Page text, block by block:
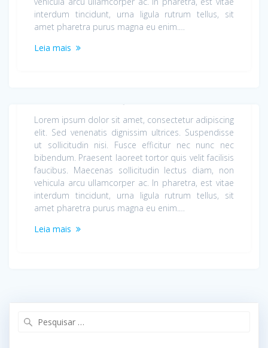
interdum tincidunt, urna ligula rutrum tellus, sit
amet pharetra purus magna eu enim.…
Leia mais
Lorem ipsum dolor sit amet, consectetur adipiscing
elit. Sed venenatis dignissim ultrices. Suspendisse
ut sollicitudin nisi. Fusce efficitur nec nunc nec
bibendum. Praesent laoreet tortor quis velit facilisis
faucibus. Maecenas sollicitudin lectus diam, non
vehicula arcu ullamcorper ac. In pharetra, est vitae
interdum tincidunt, urna ligula rutrum tellus, sit
amet pharetra purus magna eu enim.…
Leia mais